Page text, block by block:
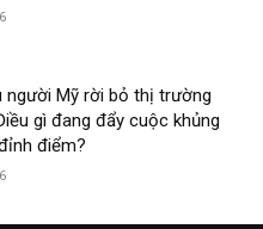
người Mỹ rời bỏ thị trường
gì đang đẩy cuộc khủng
điểm?